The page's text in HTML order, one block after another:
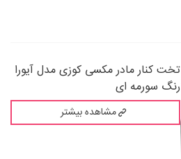
تخت کنار مادر مکسی کوزی مدل آیورا
رنگ سورمه ای
مشاهده بیشتر